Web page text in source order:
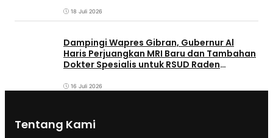
18 Juli 2026
Dampingi Wapres Gibran, Gubernur Al
Haris Perjuangkan MRI Baru dan Tambahan
Dokter Spesialis untuk RSUD Raden
16 Juli 2026
Tentang Kami